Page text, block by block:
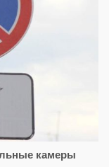
камеры